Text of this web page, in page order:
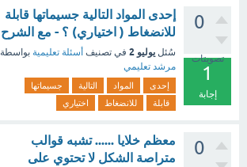
0
تصويتات
1
إجابة
إحدى المواد التالية جسيماتها قابلة
للانضغاط ( اختياري) ؟ - مع الشرح
سُئل يوليو 2 في تصنيف أسئلة تعليمية بواسطة
مرشد تعليمي
إحدى المواد التالية
جسيماتها
قابلة
للانضغاط اختياري
0
معظم خلايا ...... تشبه قوالب
متراصة الشكل لا تحتوي على